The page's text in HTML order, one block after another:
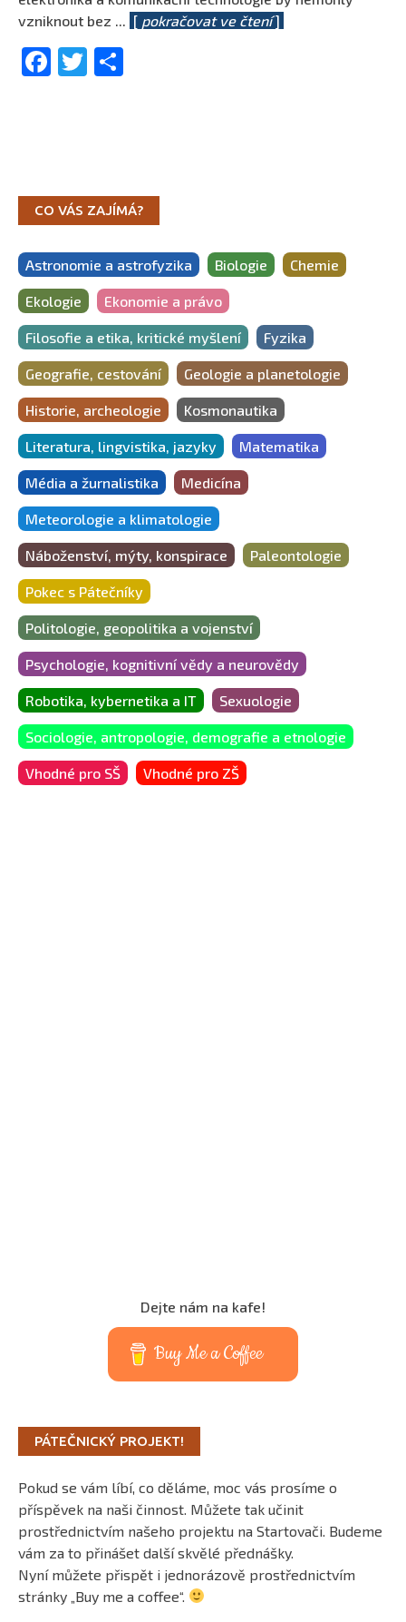
vzniknout bez ... [ pokračovat ve čtení]
Facebook
Twitter
CO VÁS ZAJÍMÁ?
Astronomie a astrofyzika Biologie Chemie
Ekologie Ekonomie a právo
Filosofie a etika, kritické myšlení Fyzika
Geografie, cestování Geologie a planetologie
Historie, archeologie Kosmonautika
Literatura, lingvistika, jazyky Matematika
Média a žurnalistika Medicína
Meteorologie a klimatologie
Náboženství, mýty, konspirace Paleontologie
Pokec s Pátečníky
Politologie, geopolitika a vojenství
Psychologie, kognitivní vědy a neurovědy
Robotika, kybernetika a IT Sexuologie
Sociologie, antropologie, demografie a etnologie
Vhodné pro SŠ Vhodné pro ZŠ
Dejte nám na kafe!
Buy Me a Coffee
PÁTEČNICKÝ PROJEKT!
Pokud se vám líbí, co děláme, moc vás prosíme o
příspěvek na naši činnost. Můžete tak učinit
prostřednictvím našeho projektu na Startovači. Budeme
vám za to přinášet další skvělé přednášky.
Nyní můžete přispět i jednorázově prostřednictvím
stránky „Buy me a coffee“.